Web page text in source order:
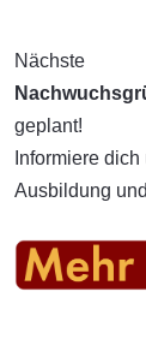
Nächste
geplant!
Informiere
Ausbildung